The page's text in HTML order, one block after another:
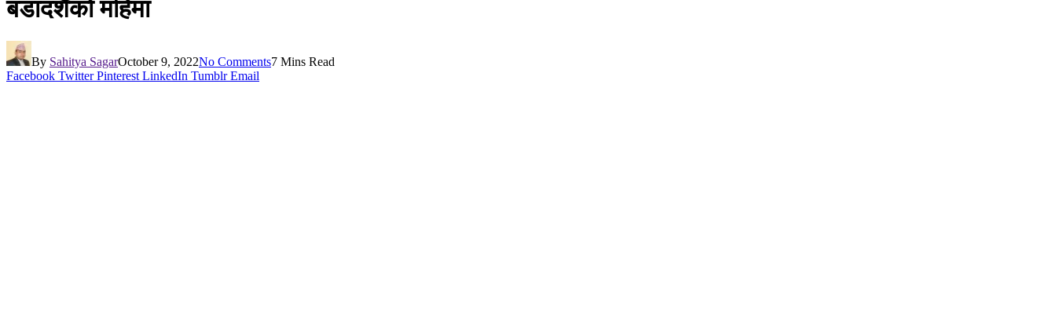
बडादशैँको महिमा
By Sahitya SagarOctober 9, 2022No Comments7 Mins Read
Facebook Twitter Pinterest LinkedIn Tumblr Email